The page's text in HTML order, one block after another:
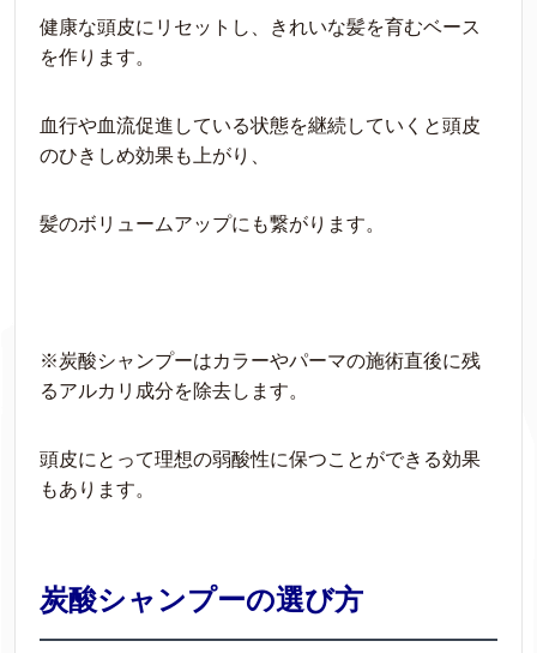
健康な頭皮にリセットし、きれいな髪を育むベース
を作ります。
血行や血流促進している状態を継続していくと頭皮
のひきしめ効果も上がり、
髪のボリュームアップにも繋がります。
※炭酸シャンプーはカラーやパーマの施術直後に残
るアルカリ成分を除去します。
頭皮にとって理想の弱酸性に保つことができる効果
もあります。
炭酸シャンプーの選び方